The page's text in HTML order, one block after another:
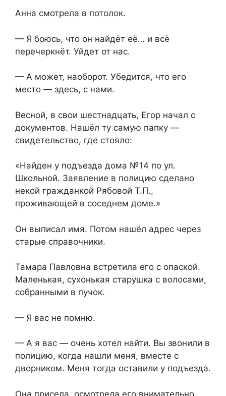
Анна смотрела в потолок.
— Я боюсь, что он найдёт её… и всё
перечеркнёт. Уйдет от нас.
— А может, наоборот. Убедится, что его
место — здесь, с нами.
Весной, в свои шестнадцать, Егор начал с
документов. Нашёл ту самую папку —
свидетельство, где стояло:
«Найден у подъезда дома №14 по ул.
Школьной. Заявление в полицию сделано
некой гражданкой Рябовой Т.П.,
проживающей в соседнем доме.»
Он выписал имя. Потом нашёл адрес через
старые справочники.
Тамара Павловна встретила его с опаской.
Маленькая, сухонькая старушка с волосами,
собранными в пучок.
— Я вас не помню.
— А я вас — очень хотел найти. Вы звонили в
полицию, когда нашли меня, вместе с
дворником. Меня тогда оставили у подъезда.
Она присела, осмотрела его внимательно.